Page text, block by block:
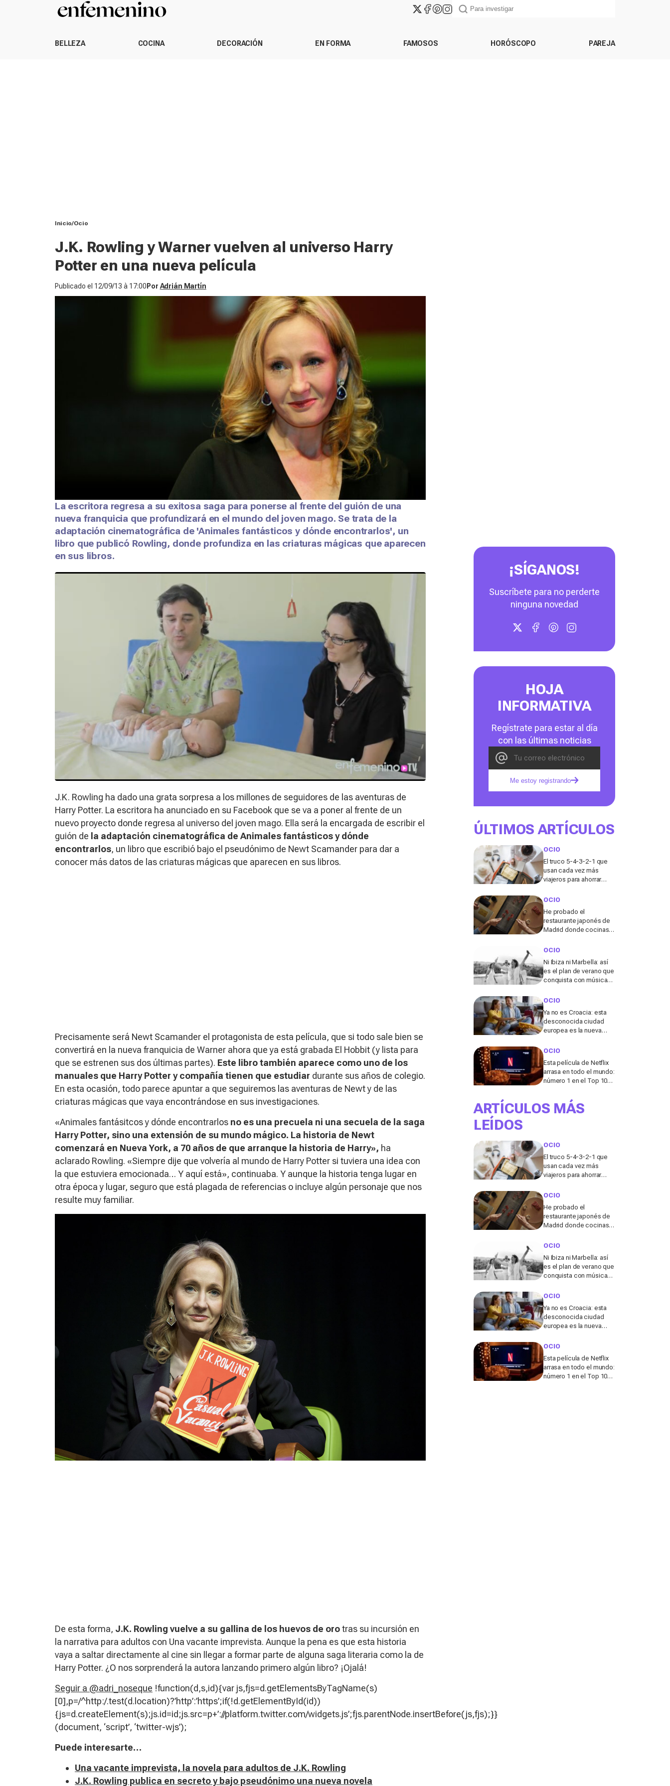
BELLEZA COCINA DECORACIÓN EN FORMA FAMOSOS HORÓSCOPO PAREJA
Inicio Ocio
J.K. Rowling y Warner vuelven al universo Harry
Potter en una nueva película
Publicado el 12/09/13 à 17:00 Por Adrián Martín
La escritora regresa a su exitosa saga para ponerse al frente del guión de una
nueva franquicia que profundizará en el mundo del joven mago. Se trata de la
adaptación cinematográfica de 'Animales fantásticos y dónde encontrarlos', un
libro que publicó Rowling, donde profundiza en las criaturas mágicas que aparecen
en sus libros.
J.K. Rowling ha dado una grata sorpresa a los millones de seguidores de las aventuras de
Harry Potter. La escritora ha anunciado en su Facebook que se va a poner al frente de un
nuevo proyecto donde regresa al universo del joven mago. Ella será la encargada de escribir el
guión de la adaptación cinematográfica de Animales fantásticos y dónde
encontrarlos, un libro que escribió bajo el pseudónimo de Newt Scamander para dar a
conocer más datos de las criaturas mágicas que aparecen en sus libros.
Precisamente será Newt Scamander el protagonista de esta película, que si todo sale bien se
convertirá en la nueva franquicia de Warner ahora que ya está grabada El Hobbit (y lista para
que se estrenen sus dos últimas partes). Este libro también aparece como uno de los
manuales que Harry Potter y compañía tienen que estudiar durante sus años de colegio.
En esta ocasión, todo parece apuntar a que seguiremos las aventuras de Newt y de las
criaturas mágicas que vaya encontrándose en sus investigaciones.
«Animales fantásitcos y dónde encontrarlos no es una precuela ni una secuela de la saga
Harry Potter, sino una extensión de su mundo mágico. La historia de Newt
comenzará en Nueva York, a 70 años de que arranque la historia de Harry», ha
aclarado Rowling. «Siempre dije que volvería al mundo de Harry Potter si tuviera una idea con
la que estuviera emocionada… Y aquí está», continuaba. Y aunque la historia tenga lugar en
otra época y lugar, seguro que está plagada de referencias o incluye algún personaje que nos
resulte muy familiar.
De esta forma, J.K. Rowling vuelve a su gallina de los huevos de orotras su incursión en
la narrativa para adultos con Una vacante imprevista. Aunque la pena es que esta historia
vaya a saltar directamente al cine sin llegar a formar parte de alguna saga literaria como la de
Harry Potter. ¿O nos sorprenderá la autora lanzando primero algún libro? ¡Ojalá!
Seguir a @adri_noseque !function(d,s,id){var js,fjs=d.getElementsByTagName(s)
[0],p=/^http:/.test(d.location)?’http’:’https’;if(!d.getElementById(id))
{js=d.createElement(s);js.id=id;js.src=p+’://platform.twitter.com/widgets.js’;fjs.parentNode.insertBefore(js,fjs);}}
(document, ‘script’, ‘twitter-wjs’);
Puede interesarte…
Una vacante imprevista, la novela para adultos de J.K. Rowling
J.K. Rowling publica en secreto y bajo pseudónimo una nueva novela
¡SÍGANOS!
Suscríbete para no perderte
ninguna novedad
HOJA
INFORMATIVA
Regístrate para estar al día
con las últimas noticias
Me estoy registrando
ÚLTIMOS ARTÍCULOS
OCIO
El truco 5-4-3-2-1 que
usan cada vez más
viajeros para ahorrar
cabina
OCIO
He probado el
restaurante japonés de
Madrid donde cocinas
pasó allí me sorprendió
OCIO
Ni Ibiza ni Marbella: así
es el plan de verano que
conquista con música
único en Elche
OCIO
Ya no es Croacia: esta
desconocida ciudad
europea es la nueva
viajar lejos del turismo
OCIO
Esta película de Netflix
arrasa en todo el mundo:
número 1 en el Top 10
ARTÍCULOS MÁS
LEÍDOS
OCIO
El truco 5-4-3-2-1 que
usan cada vez más
viajeros para ahorrar
cabina
OCIO
He probado el
restaurante japonés de
Madrid donde cocinas
pasó allí me sorprendió
OCIO
Ni Ibiza ni Marbella: así
es el plan de verano que
conquista con música
único en Elche
OCIO
Ya no es Croacia: esta
desconocida ciudad
europea es la nueva
viajar lejos del turismo
OCIO
Esta película de Netflix
arrasa en todo el mundo:
número 1 en el Top 10